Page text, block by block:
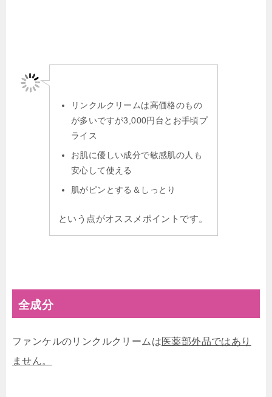
リンクルクリームは高価格のもの
が多いですが3,000円台とお手頃プ
ライス
お肌に優しい成分で敏感肌の人も
安心して使える
肌がピンとする＆しっとり
という点がオススメポイントです。
全成分
ファンケルのリンクルクリームは医薬部外品ではあり
ません。